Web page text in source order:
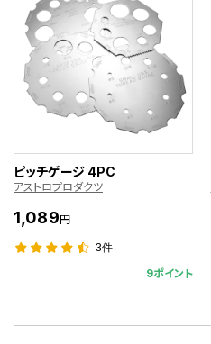
ピッチゲージ 4PC
アストロプロダクツ
1,089円
3件
9ポイント